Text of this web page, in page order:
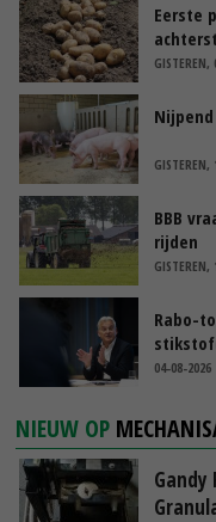
Eerste
GISTEREN,
GISTEREN,
BBB
rijden
GISTEREN,
Rabo-
blijft
04-08-2026
NIEUW OP
Gandy